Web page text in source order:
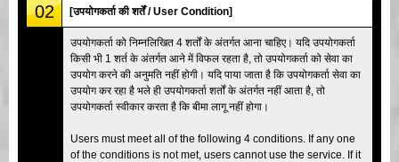
02 [उपयोगकर्ता की शर्तें / User Condition]
उपयोगकर्ता को निम्नलिखित 4 शर्तों के अंतर्गत आना चाहिए। यदि उपयोगकर्ता
किसी भी 1 शर्त के अंतर्गत आने में विफल रहता है, तो उपयोगकर्ता को सेवा का
उपयोग करने की अनुमति नहीं होगी। यदि पाया जाता है कि उपयोगकर्ता सेवा का
उपयोग कर रहा है भले ही उपयोगकर्ता शर्तों के अंतर्गत नहीं आता है, तो
उपयोगकर्ता स्वीकार करता है कि बीमा लागू नहीं होगा।
Users must meet all of the following 4 conditions. If any one
of the conditions is not met, users cannot use the service. If it